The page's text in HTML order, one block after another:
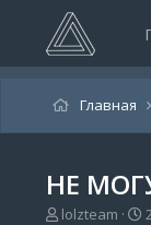
Главная
НЕ
А
lolzteаm
Д